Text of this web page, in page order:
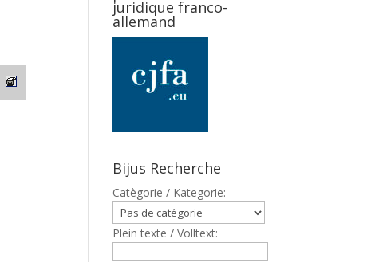
juridique franco-
allemand
Bijus Recherche
Catègorie / Kategorie:
Plein texte / Volltext: